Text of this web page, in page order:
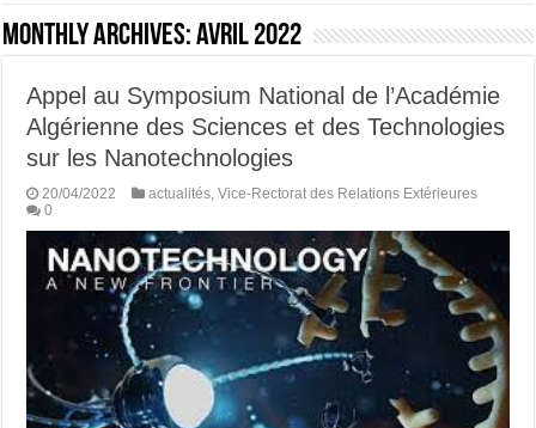
Monthly Archives:avril 2022
Appel au Symposium National de l’Académie
Algérienne des Sciences et des Technologies
sur les Nanotechnologies
20/04/2022 actualités,Vice-Rectorat des Relations Extérieures
0